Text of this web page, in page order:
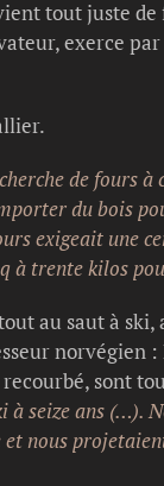
tout juste
exerce
de fours
du bois
exigeait une
à trente kilos
au saut à
norvégien
sont
à seize ans (…).
nous